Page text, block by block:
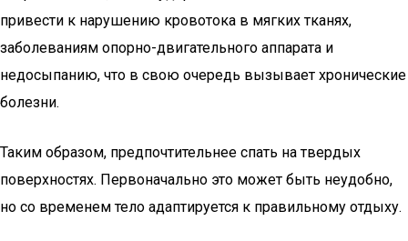
привести к нарушению кровотока в мягких тканях,
заболеваниям опорно-двигательного аппарата и
недосыпанию, что в свою очередь вызывает хронические
болезни.
Таким образом, предпочтительнее спать на твердых
поверхностях. Первоначально это может быть неудобно,
но со временем тело адаптируется к правильному отдыху.